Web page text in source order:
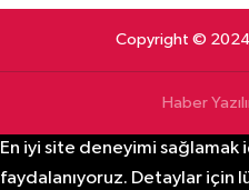
Copyright © 2024.
Haber
En iyi site deneyimi
faydalanıyoruz. Detaylar için